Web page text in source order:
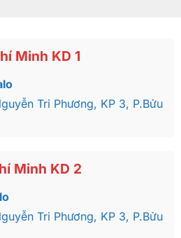
Minh KD 1
Tri Phương, KP 3, P.Bửu
Minh KD 2
Tri Phương, KP 3, P.Bửu